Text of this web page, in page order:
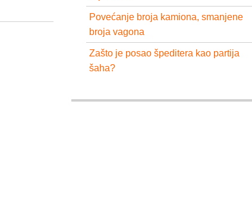
Povećanje broja kamiona, smanjene
broja vagona
Zašto je posao špeditera kao partija
šaha?